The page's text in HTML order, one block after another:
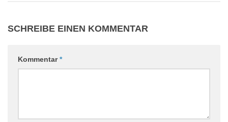
SCHREIBE EINEN KOMMENTAR
Kommentar*